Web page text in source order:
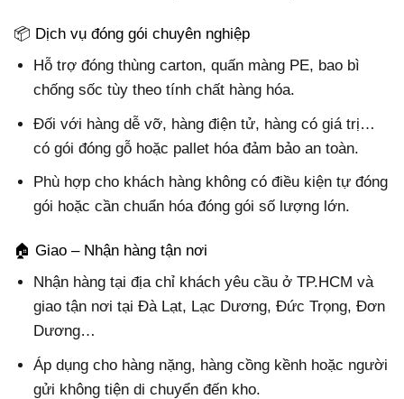
📦 Dịch vụ đóng gói chuyên nghiệp
Hỗ trợ đóng thùng carton, quấn màng PE, bao bì
chống sốc tùy theo tính chất hàng hóa.
Đối với hàng dễ vỡ, hàng điện tử, hàng có giá trị…
có gói đóng gỗ hoặc pallet hóa đảm bảo an toàn.
Phù hợp cho khách hàng không có điều kiện tự đóng
gói hoặc cần chuẩn hóa đóng gói số lượng lớn.
🏠 Giao – Nhận hàng tận nơi
Nhận hàng tại địa chỉ khách yêu cầu ở TP.HCM và
giao tận nơi tại Đà Lạt, Lạc Dương, Đức Trọng, Đơn
Dương…
Áp dụng cho hàng nặng, hàng cồng kềnh hoặc người
gửi không tiện di chuyển đến kho.